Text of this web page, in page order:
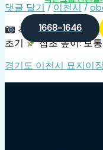
1668-1646
댓글 달기 /이천시/
작업 전 대표작업 전 1
초기
잡초 높이: 보
경기도 이천시 묘지이